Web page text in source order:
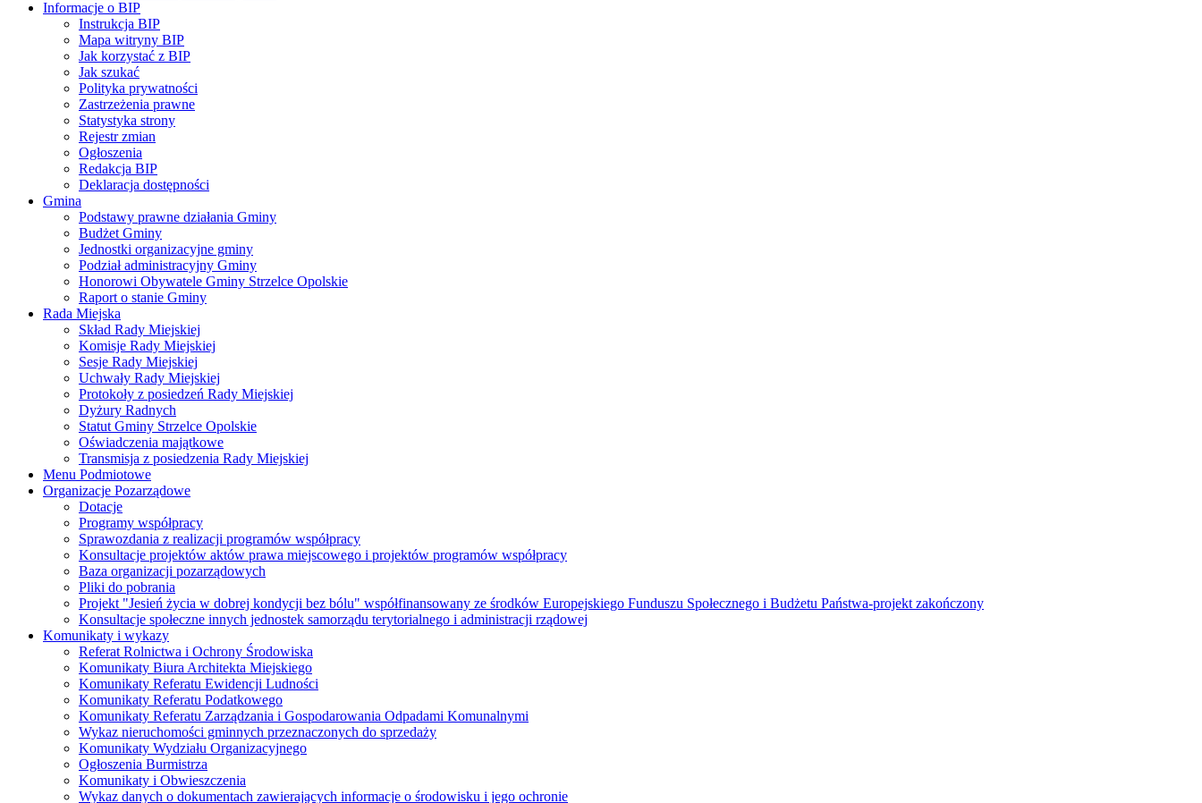
Informacje o BIP
Instrukcja BIP
Mapa witryny BIP
Jak korzystać z BIP
Jak szukać
Polityka prywatności
Zastrzeżenia prawne
Statystyka strony
Rejestr zmian
Ogłoszenia
Redakcja BIP
Deklaracja dostępności
Gmina
Podstawy prawne działania Gminy
Budżet Gminy
Jednostki organizacyjne gminy
Podział administracyjny Gminy
Honorowi Obywatele Gminy Strzelce Opolskie
Raport o stanie Gminy
Rada Miejska
Skład Rady Miejskiej
Komisje Rady Miejskiej
Sesje Rady Miejskiej
Uchwały Rady Miejskiej
Protokoły z posiedzeń Rady Miejskiej
Dyżury Radnych
Statut Gminy Strzelce Opolskie
Oświadczenia majątkowe
Transmisja z posiedzenia Rady Miejskiej
Menu Podmiotowe
Organizacje Pozarządowe
Dotacje
Programy współpracy
Sprawozdania z realizacji programów współpracy
Konsultacje projektów aktów prawa miejscowego i projektów programów współpracy
Baza organizacji pozarządowych
Pliki do pobrania
Projekt "Jesień życia w dobrej kondycji bez bólu" współfinansowany ze środków Europejskiego Funduszu Społecznego i Budżetu Państwa-projekt zakończony
Konsultacje społeczne innych jednostek samorządu terytorialnego i administracji rządowej
Komunikaty i wykazy
Referat Rolnictwa i Ochrony Środowiska
Komunikaty Biura Architekta Miejskiego
Komunikaty Referatu Ewidencji Ludności
Komunikaty Referatu Podatkowego
Komunikaty Referatu Zarządzania i Gospodarowania Odpadami Komunalnymi
Wykaz nieruchomości gminnych przeznaczonych do sprzedaży
Komunikaty Wydziału Organizacyjnego
Ogłoszenia Burmistrza
Komunikaty i Obwieszczenia
Wykaz danych o dokumentach zawierających informacje o środowisku i jego ochronie